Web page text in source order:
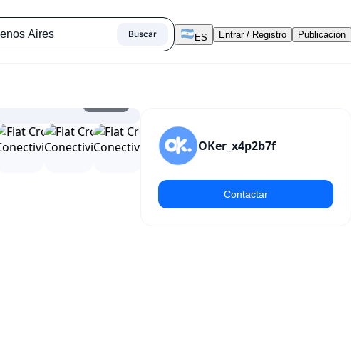
Buscar ES Entrar / Registro Publicación
OKer_x4p2b7f
Contactar